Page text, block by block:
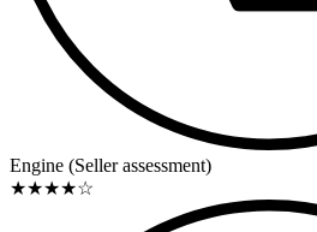
Engine (Seller assessment)
★★★★☆